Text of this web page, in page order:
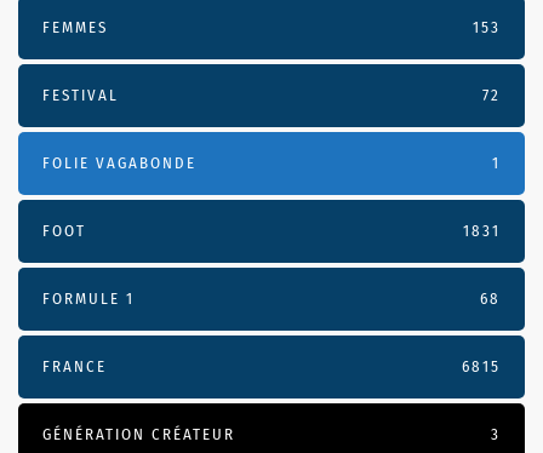
FEMMES 153
FESTIVAL 72
FOLIE VAGABONDE 1
FOOT 1831
FORMULE 1 68
FRANCE 6815
GÉNÉRATION CRÉATEUR 3